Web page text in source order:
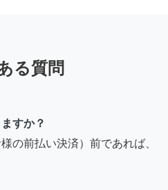
る質問
すか？
の前払い決済）前であれば、